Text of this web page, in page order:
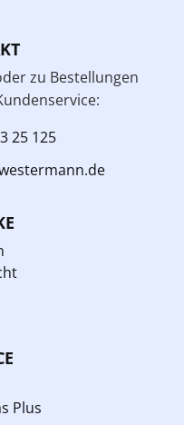
zu Bestellungen
25 125
Plus